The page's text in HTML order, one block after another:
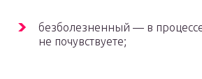
безболезненный — в
не почувствуете;